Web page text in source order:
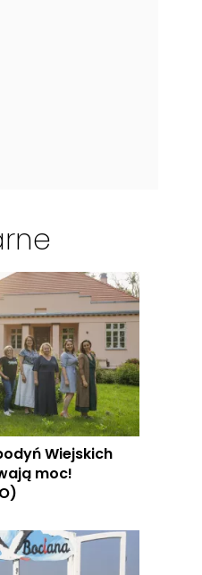
Wiejskich
moc!